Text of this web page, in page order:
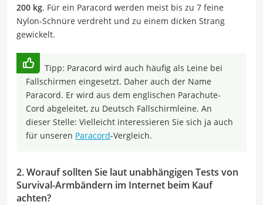
200 kg. Für ein Paracord werden meist bis zu 7 feine
Nylon-Schnüre verdreht und zu einem dicken Strang
gewickelt.
Tipp: Paracord wird auch häufig als Leine bei
Fallschirmen eingesetzt. Daher auch der Name
Paracord. Er wird aus dem englischen Parachute-
Cord abgeleitet, zu Deutsch Fallschirmleine. An
dieser Stelle: Vielleicht interessieren Sie sich ja auch
für unseren Paracord-Vergleich.
2. Worauf sollten Sie laut unabhängigen Tests von
Survival-Armbändern im Internet beim Kauf
achten?